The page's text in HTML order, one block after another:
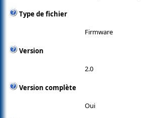
Type de fichier
Firmware
Version
2.0
Version complète
Oui